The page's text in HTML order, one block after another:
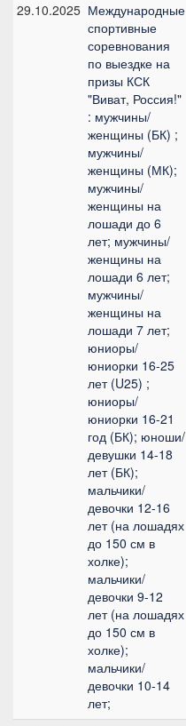
29.10.2025 Международные
спортивные
соревнования
по выездке на
призы КСК
"Виват, Россия!"
: мужчины/
женщины (БК) ;
мужчины/
женщины (МК);
мужчины/
женщины на
лошади до 6
лет; мужчины/
женщины на
лошади 6 лет;
мужчины/
женщины на
лошади 7 лет;
юниоры/
юниорки 16-25
лет (U25) ;
юниоры/
юниорки 16-21
год (БК); юноши/
девушки 14-18
лет (БК);
мальчики/
девочки 12-16
лет (на лошадях
до 150 см в
холке);
мальчики/
девочки 9-12
лет (на лошадях
до 150 см в
холке);
мальчики/
девочки 10-14
лет;